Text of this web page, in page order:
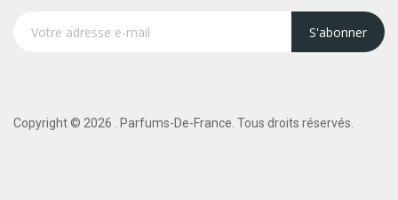
S'abonner
Copyright © 2026 . Parfums-De-France. Tous droits réservés.